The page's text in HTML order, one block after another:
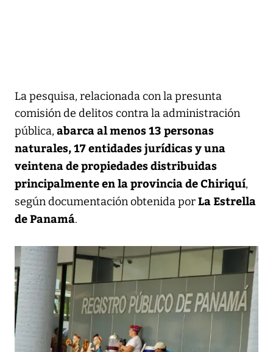
La pesquisa, relacionada con la presunta
comisión de delitos contra la administración
pública, abarca al menos 13 personas
naturales, 17 entidades jurídicas y una
veintena de propiedades distribuidas
principalmente en la provincia de Chiriquí,
según documentación obtenida porLa Estrella
de Panamá.